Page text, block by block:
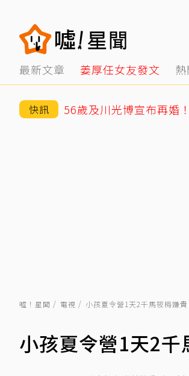
最新文章 姜厚任女友發文
快訊 56歲及川光博宣布再婚
噓！星聞 電視 小孩夏令營1天2千馬筱梅嫌
小孩夏令營1天2